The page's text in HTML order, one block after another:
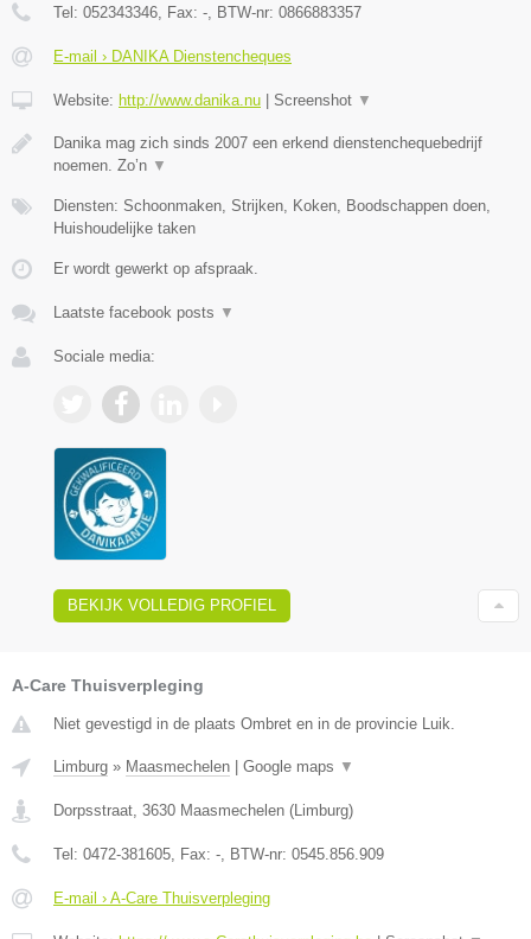
Tel: 052343346 , Fax: - , BTW-nr: 0866883357
E-mail › DANIKA Dienstencheques
Website: http://www.danika.nu | Screenshot ▼
Danika mag zich sinds 2007 een erkend dienstenchequebedrijf
noemen. Zo’n ▼
Diensten: Schoonmaken, Strijken, Koken, Boodschappen doen,
Huishoudelijke taken
Er wordt gewerkt op afspraak.
Laatste facebook posts ▼
Sociale media:
BEKIJK VOLLEDIG PROFIEL
A-Care Thuisverpleging
Niet gevestigd in de plaats Ombret en in de provincie Luik.
Limburg » Maasmechelen | Google maps ▼
Dorpsstraat 3630 Maasmechelen (Limburg)
Tel: 0472-381605 , Fax: - , BTW-nr: 0545.856.909
E-mail › A-Care Thuisverpleging